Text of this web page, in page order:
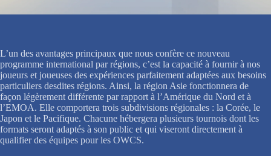
L’un des avantages principaux que nous confère ce nouveau
programme international par régions, c’est la capacité à fournir à nos
joueurs et joueuses des expériences parfaitement adaptées aux besoins
particuliers desdites régions. Ainsi, la région Asie fonctionnera de
façon légèrement différente par rapport à l’Amérique du Nord et à
l’EMOA. Elle comportera trois subdivisions régionales : la Corée, le
Japon et le Pacifique. Chacune hébergera plusieurs tournois dont les
formats seront adaptés à son public et qui viseront directement à
qualifier des équipes pour les OWCS.